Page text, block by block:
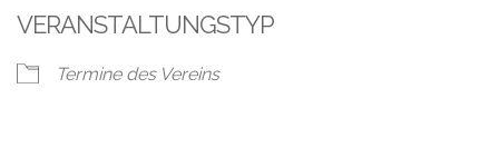
VERANSTALTUNGSTYP
Termine des Vereins